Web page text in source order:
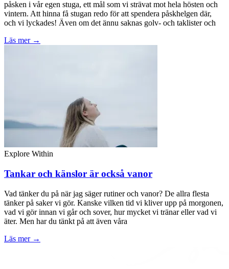
påsken i vår egen stuga, ett mål som vi strävat mot hela hösten och
vintern. Att hinna få stugan redo för att spendera påskhelgen där,
och vi lyckades! Även om det ännu saknas golv- och taklister och
Läs mer →
Explore Within
Tankar och känslor är också vanor
Vad tänker du på när jag säger rutiner och vanor? De allra flesta
tänker på saker vi gör. Kanske vilken tid vi kliver upp på morgonen,
vad vi gör innan vi går och sover, hur mycket vi tränar eller vad vi
äter. Men har du tänkt på att även våra
Läs mer →